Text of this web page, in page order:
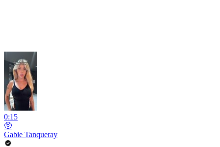
0:15
🥺
Gabie Tanqueray